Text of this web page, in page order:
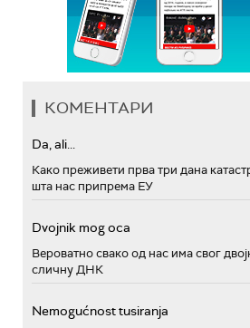
КОМЕНТАРИ
Da, ali...
Како преживети прва три дана
шта нас припрема ЕУ
Dvojnik mog oca
Вероватно свако од нас има свог
сличну ДНК
Nemogućnost tusiranja